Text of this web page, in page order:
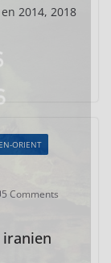
2014, 2018
ORIENT
5 Comments